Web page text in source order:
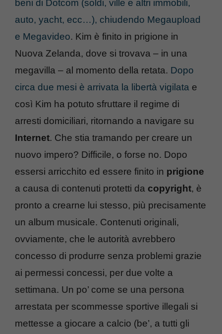
beni di Dotcom (soldi, ville e altri immobili,
auto, yacht, ecc…), chiudendo Megaupload
e Megavideo. Kim è finito in prigione in
Nuova Zelanda, dove si trovava – in una
megavilla – al momento della retata. Dopo
circa due mesi è arrivata la libertà vigilata e
così Kim ha potuto sfruttare il regime di
arresti domiciliari, ritornando a navigare su
Internet. Che stia tramando per creare un
nuovo impero? Difficile, o forse no. Dopo
essersi arricchito ed essere finito in prigione
a causa di contenuti protetti da copyright, è
pronto a crearne lui stesso, più precisamente
un album musicale. Contenuti originali,
ovviamente, che le autorità avrebbero
concesso di produrre senza problemi grazie
ai permessi concessi, per due volte a
settimana. Un po’ come se una persona
arrestata per scommesse sportive illegali si
mettesse a giocare a calcio (be’, a tutti gli